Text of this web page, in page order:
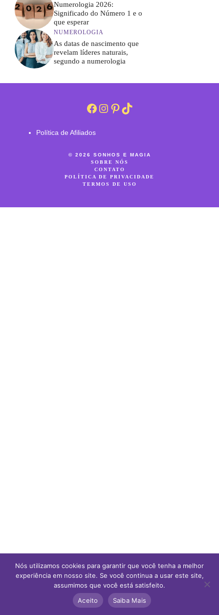
Numerologia 2026:
Significado do Número 1 e o
que esperar
NUMEROLOGIA
As datas de nascimento que
revelam líderes naturais,
segundo a numerologia
Facebook
Instagram
Pinterest
TikTok
Política de Afiliados
© 2026 SONHOS E MAGIA
SOBRE NÓS
CONTATO
POLÍTICA DE PRIVACIDADE
TERMOS DE USO
Nós utilizamos cookies para garantir que você tenha a melhor
experiência em nosso site. Se você continua a usar este site,
assumimos que você está satisfeito.
Aceito
Saiba Mais